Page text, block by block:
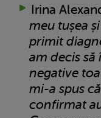
Irina
meu tușea
primit
am decis să
negative
mi-a spus
confirmat